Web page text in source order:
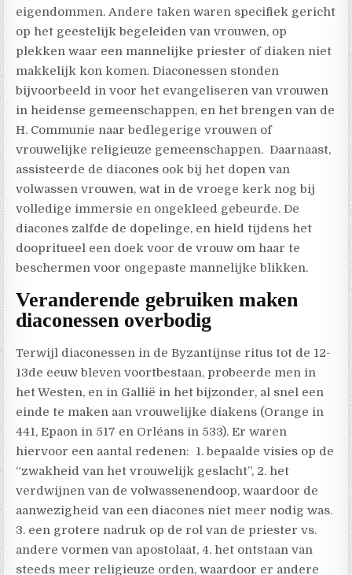
eigendommen. Andere taken waren specifiek gericht
op het geestelijk begeleiden van vrouwen, op
plekken waar een mannelijke priester of diaken niet
makkelijk kon komen. Diaconessen stonden
bijvoorbeeld in voor het evangeliseren van vrouwen
in heidense gemeenschappen, en het brengen van de
H. Communie naar bedlegerige vrouwen of
vrouwelijke religieuze gemeenschappen. Daarnaast,
assisteerde de diacones ook bij het dopen van
volwassen vrouwen, wat in de vroege kerk nog bij
volledige immersie en ongekleed gebeurde. De
diacones zalfde de dopelinge, en hield tijdens het
doopritueel een doek voor de vrouw om haar te
beschermen voor ongepaste mannelijke blikken.
Veranderende gebruiken maken
diaconessen overbodig
Terwijl diaconessen in de Byzantijnse ritus tot de 12-
13de eeuw bleven voortbestaan, probeerde men in
het Westen, en in Gallië in het bijzonder, al snel een
einde te maken aan vrouwelijke diakens (Orange in
441, Epaon in 517 en Orléans in 533). Er waren
hiervoor een aantal redenen: 1. bepaalde visies op de
“zwakheid van het vrouwelijk geslacht”, 2. het
verdwijnen van de volwassenendoop, waardoor de
aanwezigheid van een diacones niet meer nodig was.
3. een grotere nadruk op de rol van de priester vs.
andere vormen van apostolaat, 4. het ontstaan van
steeds meer religieuze orden, waardoor er andere